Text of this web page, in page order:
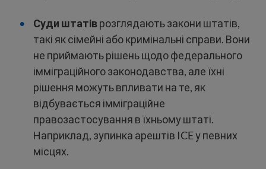
Суди штатіврозглядають закони штатів,
такі як сімейні або кримінальні справи. Вони
не приймають рішень щодо федерального
імміграційного законодавства, але їхні
рішення можуть впливати на те, як
відбувається імміграційне
правозастосування в їхньому штаті.
Наприклад, зупинка арештів ICE у певних
місцях.